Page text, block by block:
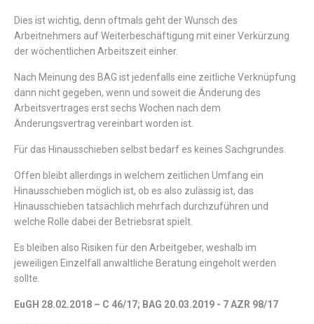
Dies ist wichtig, denn oftmals geht der Wunsch des
Arbeitnehmers auf Weiterbeschäftigung mit einer Verkürzung
der wöchentlichen Arbeitszeit einher.
Nach Meinung des BAG ist jedenfalls eine zeitliche Verknüpfung
dann nicht gegeben, wenn und soweit die Änderung des
Arbeitsvertrages erst sechs Wochen nach dem
Änderungsvertrag vereinbart worden ist.
Für das Hinausschieben selbst bedarf es keines Sachgrundes.
Offen bleibt allerdings in welchem zeitlichen Umfang ein
Hinausschieben möglich ist, ob es also zulässig ist, das
Hinausschieben tatsächlich mehrfach durchzuführen und
welche Rolle dabei der Betriebsrat spielt.
Es bleiben also Risiken für den Arbeitgeber, weshalb im
jeweiligen Einzelfall anwaltliche Beratung eingeholt werden
sollte.
EuGH 28.02.2018 – C 46/17; BAG 20.03.2019 - 7 AZR 98/17